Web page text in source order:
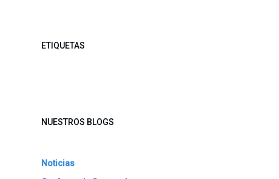
ETIQUETAS
NUESTROS BLOGS
Noticias